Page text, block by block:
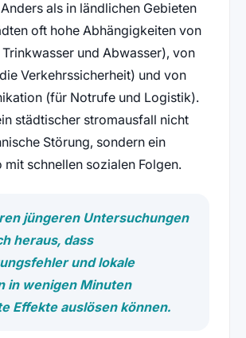
als in ländlichen Gebieten
oft hohe Abhängigkeiten von
und Abwasser), von
Verkehrssicherheit) und von
(für Notrufe und Logistik).
städtischer stromausfall nicht
Störung, sondern ein
mit schnellen sozialen Folgen.
jüngeren Untersuchungen
heraus, dass
und lokale
in wenigen Minuten
Effekte auslösen können.